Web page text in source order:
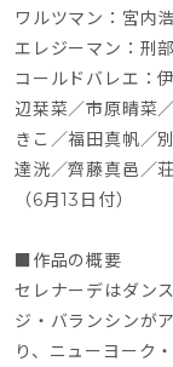
ワルツマン：宮内
エレジーマン：刑
コールドバレエ：
辺栞菜／市原晴菜
きこ／福田真帆／
達洸／齊藤真邑／
（6月13日付）
■作品の概要
セレナーデはダン
ジ・バランシンが
り、ニューヨーク